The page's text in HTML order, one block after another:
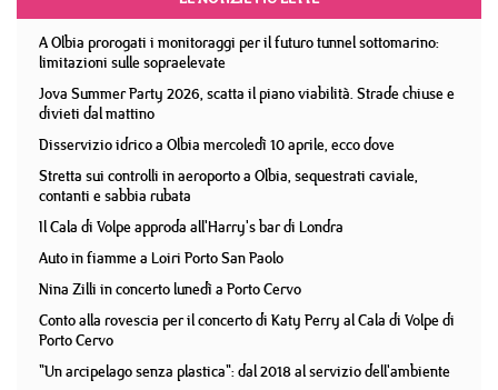
A Olbia prorogati i monitoraggi per il futuro tunnel sottomarino:
limitazioni sulle sopraelevate
Jova Summer Party 2026, scatta il piano viabilità. Strade chiuse e
divieti dal mattino
Disservizio idrico a Olbia mercoledì 10 aprile, ecco dove
Stretta sui controlli in aeroporto a Olbia, sequestrati caviale,
contanti e sabbia rubata
Il Cala di Volpe approda all'Harry's bar di Londra
Auto in fiamme a Loiri Porto San Paolo
Nina Zilli in concerto lunedì a Porto Cervo
Conto alla rovescia per il concerto di Katy Perry al Cala di Volpe di
Porto Cervo
"Un arcipelago senza plastica": dal 2018 al servizio dell'ambiente